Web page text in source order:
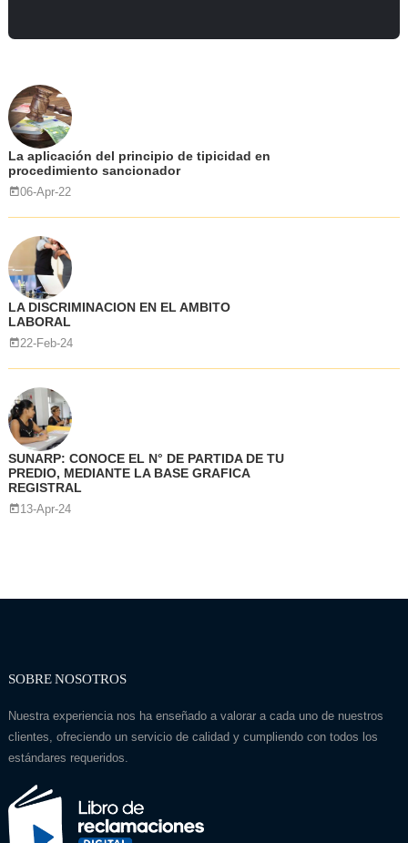
La aplicación del principio de tipicidad en
procedimiento sancionador
06-Apr-22
LA DISCRIMINACION EN EL AMBITO
LABORAL
22-Feb-24
SUNARP: CONOCE EL N° DE PARTIDA DE TU
PREDIO, MEDIANTE LA BASE GRAFICA
REGISTRAL
13-Apr-24
SOBRE NOSOTROS
Nuestra experiencia nos ha enseñado a valorar a cada uno de nuestros
clientes, ofreciendo un servicio de calidad y cumpliendo con todos los
estándares requeridos.